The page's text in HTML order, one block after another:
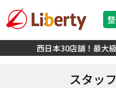
西日本30店舗！最大
スタッ